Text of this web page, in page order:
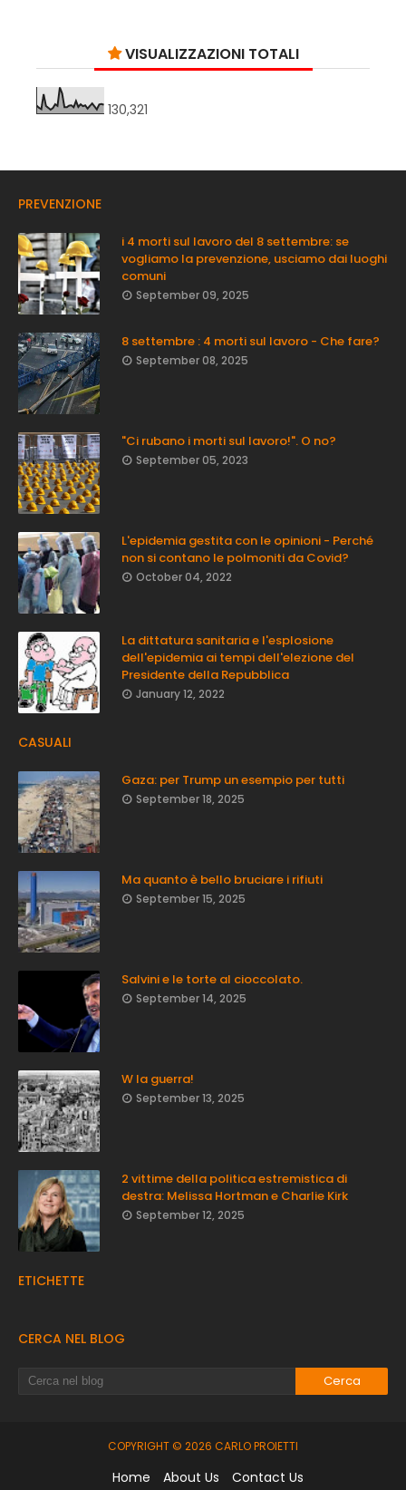
VISUALIZZAZIONI TOTALI
130,321
PREVENZIONE
i 4 morti sul lavoro del 8 settembre: se
vogliamo la prevenzione, usciamo dai luoghi
comuni
September 09, 2025
8 settembre : 4 morti sul lavoro - Che fare?
September 08, 2025
"Ci rubano i morti sul lavoro!". O no?
September 05, 2023
L'epidemia gestita con le opinioni - Perché
non si contano le polmoniti da Covid?
October 04, 2022
La dittatura sanitaria e l'esplosione
dell'epidemia ai tempi dell'elezione del
Presidente della Repubblica
January 12, 2022
CASUALI
Gaza: per Trump un esempio per tutti
September 18, 2025
Ma quanto è bello bruciare i rifiuti
September 15, 2025
Salvini e le torte al cioccolato.
September 14, 2025
W la guerra!
September 13, 2025
2 vittime della politica estremistica di
destra: Melissa Hortman e Charlie Kirk
September 12, 2025
ETICHETTE
CERCA NEL BLOG
COPYRIGHT © 2026 CARLO PROIETTI
Home About Us Contact Us